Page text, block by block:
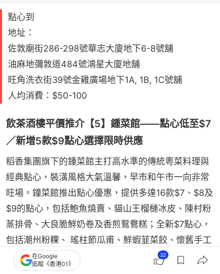
點心到
地址：
佐敦廟街286-298號華志大廈地下6-8號舖
油麻地彌敦道484號鴻星大廈地舖
旺角洗衣街39號金雞廣場地下1A, 1B, 1C號舖
人均消費：$50-100
飲茶酒樓平價推介【5】鍾菜館——點心低至$7
／新增5款$9點心選擇限時供應
稻香集團旗下的鍾菜館主打高水準的傳統粵菜料理與
經典點心，裝潢風格大氣溫馨，早市和午市一向非常
旺場。鐘菜館推出點心優惠，提供多達16款$7、$8及
$9的點心，包括鮑魚燒賣、貓山王榴槤冰皮、陳村粉
蒸排骨、大良脆鮮奶卷及香煎鴛鴦糕；全新$7點心，
包括潮州粉粿、 瑤柱節瓜甫、鮮蝦韮菜餃、懷舊手工
糯米包及椰蓉鹹蛋黃流沙包，菜單不時更新，優惠限
時供應至另行通知！
在Google
追蹤《香港01》
32